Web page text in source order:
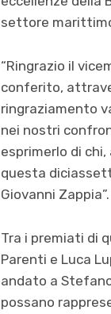
settore
“Ringrazio il
conferito,
ringraziamento
nei nostri
esprimerlo di
questa
Giovanni Zappia”.
Tra i premiati di
Parenti e Luca
andato a
possano